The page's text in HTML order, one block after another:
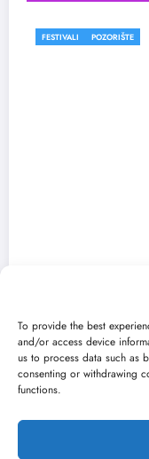
To provide the best
and/or access device
us to process data such as
consenting or withdrawing
functions.
Bitef u